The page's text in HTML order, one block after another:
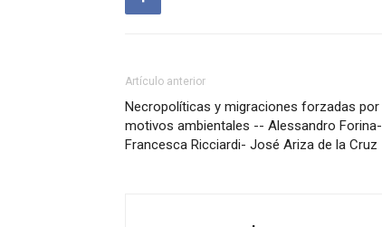
Artículo anterior
Necropolíticas y migraciones forzadas por
motivos ambientales -- Alessandro Forina-
Francesca Ricciardi- José Ariza de la Cruz